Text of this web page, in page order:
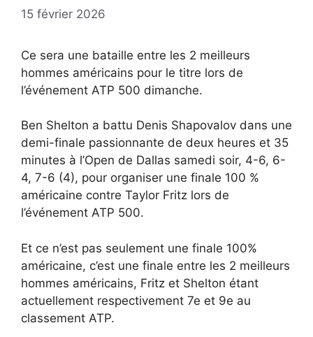
15 février 2026
Ce sera une bataille entre les 2 meilleurs
hommes américains pour le titre lors de
l’événement ATP 500 dimanche.
Ben Shelton a battu Denis Shapovalov dans une
demi-finale passionnante de deux heures et 35
minutes à l’Open de Dallas samedi soir, 4-6, 6-
4, 7-6 (4), pour organiser une finale 100 %
américaine contre Taylor Fritz lors de
l’événement ATP 500.
Et ce n’est pas seulement une finale 100%
américaine, c’est une finale entre les 2 meilleurs
hommes américains, Fritz et Shelton étant
actuellement respectivement 7e et 9e au
classement ATP.